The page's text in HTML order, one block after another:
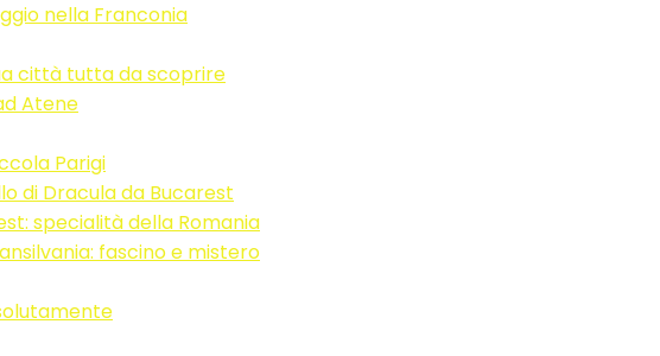
nella Franconia
città tutta da scoprire
Atene
Parigi
di Dracula da Bucarest
specialità della Romania
fascino e mistero